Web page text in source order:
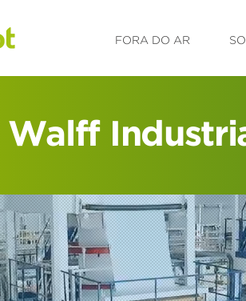
FORA DO AR
Walff